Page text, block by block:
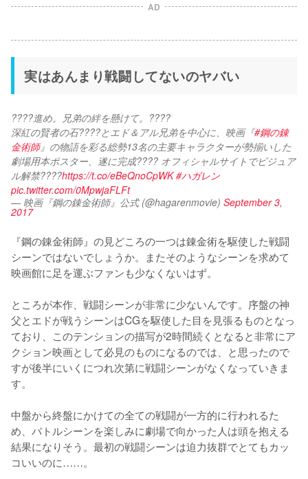
AD
実はあんまり戦闘してないのヤバい
????進め。兄弟の絆を懸けて。????
深紅の賢者の石????とエド＆アル兄弟を中心に、映画『#鋼の錬
金術師』の物語を彩る総勢13名の主要キャラクターが勢揃いした
劇場用本ポスター、遂に完成???? オフィシャルサイトでビジュア
ル解禁????https://t.co/eBeQnoCpWK #ハガレン
pic.twitter.com/0MpwjaFLFt
— 映画『鋼の錬金術師』公式 (@hagarenmovie) September 3,
2017
『鋼の錬金術師』の見どころの一つは錬金術を駆使した戦闘
シーンではないでしょうか。またそのようなシーンを求めて
映画館に足を運ぶファンも少なくないはず。
ところが本作、戦闘シーンが非常に少ないんです。序盤の神
父とエドが戦うシーンはCGを駆使した目を見張るものとなっ
ており、このテンションの描写が2時間続くとなると非常にア
クション映画として必見のものになるのでは、と思ったので
すが後半にいくにつれ次第に戦闘シーンがなくなっていきま
す。
中盤から終盤にかけての全ての戦闘が一方的に行われるた
め、バトルシーンを楽しみに劇場で向かった人は頭を抱える
結果になりそう。最初の戦闘シーンは迫力抜群でとてもカッ
コいいのに……。